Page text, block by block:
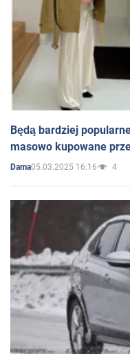
Będą bardziej
masowo kupowane
Dama05.03.2025 16:16 4